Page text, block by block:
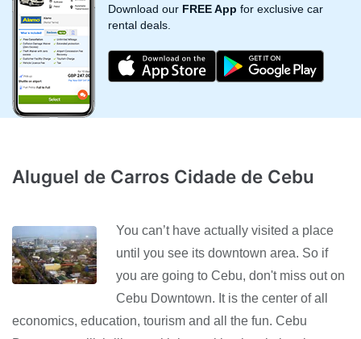
Download our FREE App for exclusive car
rental deals.
Aluguel de Carros Cidade de Cebu
You can’t have actually visited a place
until you see its downtown area. So if
you are going to Cebu, don't miss out on
Cebu Downtown. It is the center of all
economics, education, tourism and all the fun. Cebu